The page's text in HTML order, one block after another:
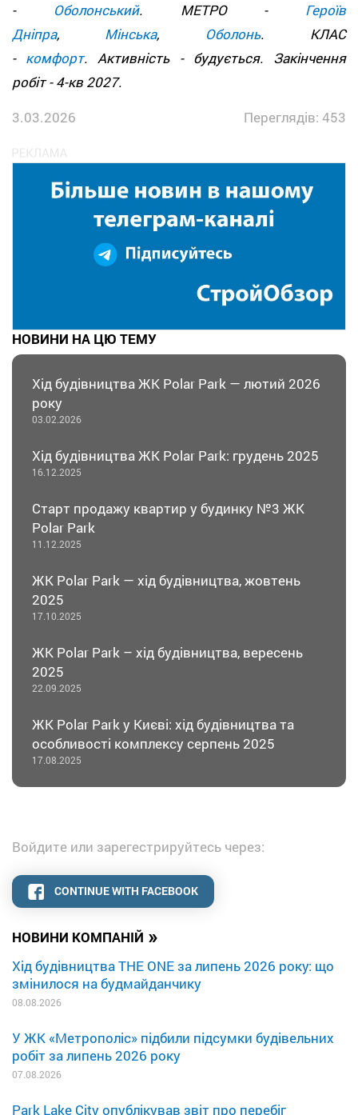
НОВИНИ КОМПАНІЙ »
Хід будівництва THE ONE за липень 2026 року: що
змінилося на будмайданчику
08.08.2026
У ЖК «Метрополіс» підбили підсумки будівельних
робіт за липень 2026 року
07.08.2026
Park Lake City опублікував звіт про перебіг
- Оболонський. МЕТРО - Героїв
Дніпра, Мінська, Оболонь. КЛАС
- комфорт. Активність - будується. Закінчення
робіт - 4-кв 2027.
3.03.2026
Переглядів: 453
НОВИНИ НА ЦЮ ТЕМУ
Хід будівництва ЖК Polar Park — лютий 2026
року
03.02.2026
Хід будівництва ЖК Polar Park: грудень 2025
16.12.2025
Старт продажу квартир у будинку №3 ЖК
Polar Park
11.12.2025
ЖК Polar Park — хід будівництва, жовтень
2025
17.10.2025
ЖК Polar Park – хід будівництва, вересень
2025
22.09.2025
ЖК Polar Park у Києві: хід будівництва та
особливості комплексу серпень 2025
17.08.2025
Войдите или зарегестрируйтесь через:
CONTINUE WITH FACEBOOK